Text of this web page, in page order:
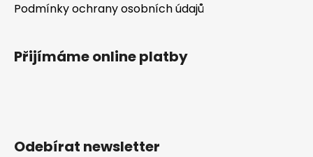
Podmínky ochrany osobních údajů
Přijímáme online platby
Odebírat newsletter